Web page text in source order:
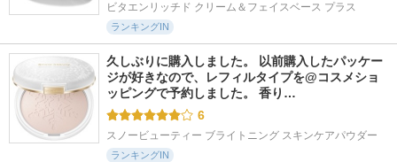
ビタエンリッチド クリーム＆フェイスベース プラス
ランキングIN
久しぶりに購入しました。 以前購入したパッケー
ジが好きなので、レフィルタイプを@コスメショ
ッピングで予約しました。 香り…
6
スノービューティー ブライトニング スキンケアパウダー
ランキングIN